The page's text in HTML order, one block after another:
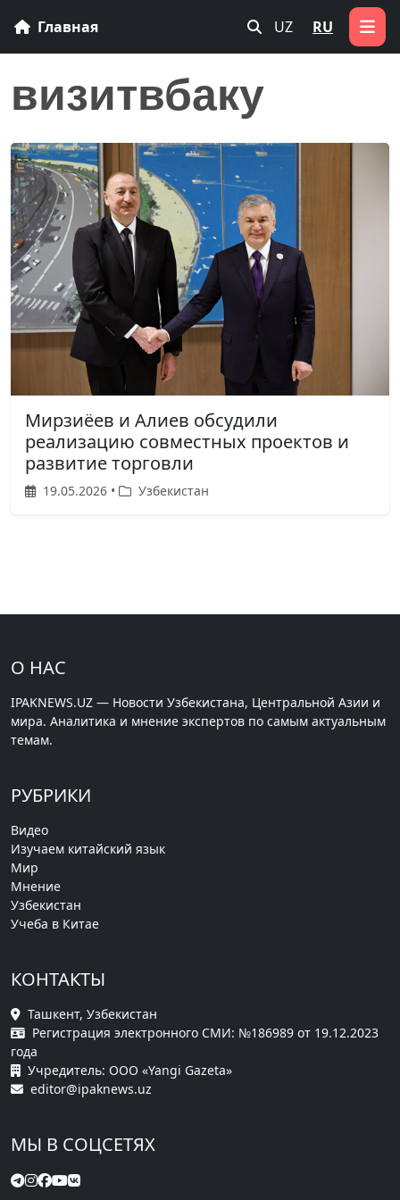
Главная UZ RU
визитвбаку
Мирзиёев и Алиев обсудили
реализацию совместных проектов и
развитие торговли
19.05.2026 • Узбекистан
О НАС
IPAKNEWS.UZ — Новости Узбекистана, Центральной Азии и
мира. Аналитика и мнение экспертов по самым актуальным
темам.
РУБРИКИ
Видео
Изучаем китайский язык
Мир
Мнение
Узбекистан
Учеба в Китае
КОНТАКТЫ
Ташкент, Узбекистан
Регистрация электронного СМИ: №186989 от 19.12.2023
года
Учредитель: ООО «Yangi Gazeta»
editor@ipaknews.uz
МЫ В СОЦСЕТЯХ